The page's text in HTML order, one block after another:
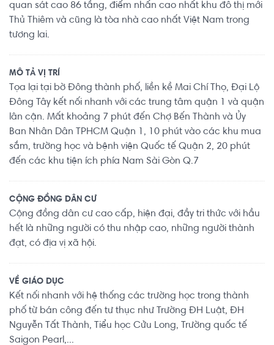
quan sát cao 86 tầng, điểm nhấn cao nhất khu đô thị mới
Thủ Thiêm và cũng là tòa nhà cao nhất Việt Nam trong
tương lai.
MÔ TẢ VỊ TRÍ
Tọa lại tại bờ Đông thành phố, liền kề Mai Chí Thọ, Đại Lộ
Đông Tây kết nối nhanh với các trung tâm quận 1 và quận
lân cận. Mất khoảng 7 phút đến Chợ Bến Thành và Ủy
Ban Nhân Dân TPHCM Quận 1, 10 phút vào các khu mua
sắm, trường học và bệnh viện Quốc tế Quận 2, 20 phút
đến các khu tiện ích phía Nam Sài Gòn Q.7
CỘNG ĐỒNG DÂN CƯ
Cộng đồng dân cư cao cấp, hiện đại, đầy tri thức với hầu
hết là những người có thu nhập cao, những người thành
đạt, có địa vị xã hội.
VỀ GIÁO DỤC
Kết nối nhanh với hệ thống các trường học trong thành
phố từ bán công đến tư thục như Trường ĐH Luật, ĐH
Nguyễn Tất Thành, Tiểu học Cửu Long, Trường quốc tế
Saigon Pearl,...